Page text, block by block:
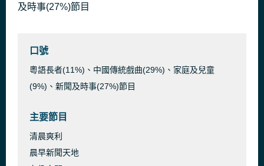
及時事(27%)節目
口號
粵語長者(11%)、中國傳統戲曲(29%)、家庭及兒童
(9%)、新聞及時事(27%)節目
主要節目
清晨爽利
晨早新聞天地